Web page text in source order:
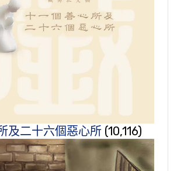
及二十六個惡心所 (10,116)